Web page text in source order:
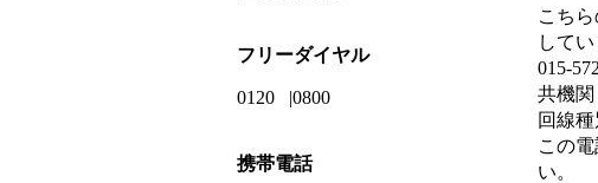
こちら
してい
015-
共機
回線
この
い。
フリーダイヤル
0120 0800
携帯電話